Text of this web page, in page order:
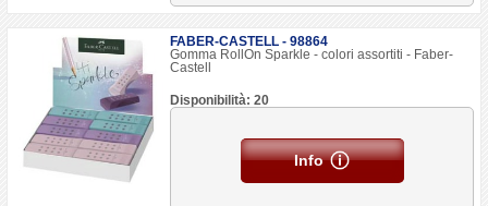
FABER-CASTELL - 98864
Gomma RollOn Sparkle - colori assortiti - Faber-
Castell
Disponibilità: 20
Info